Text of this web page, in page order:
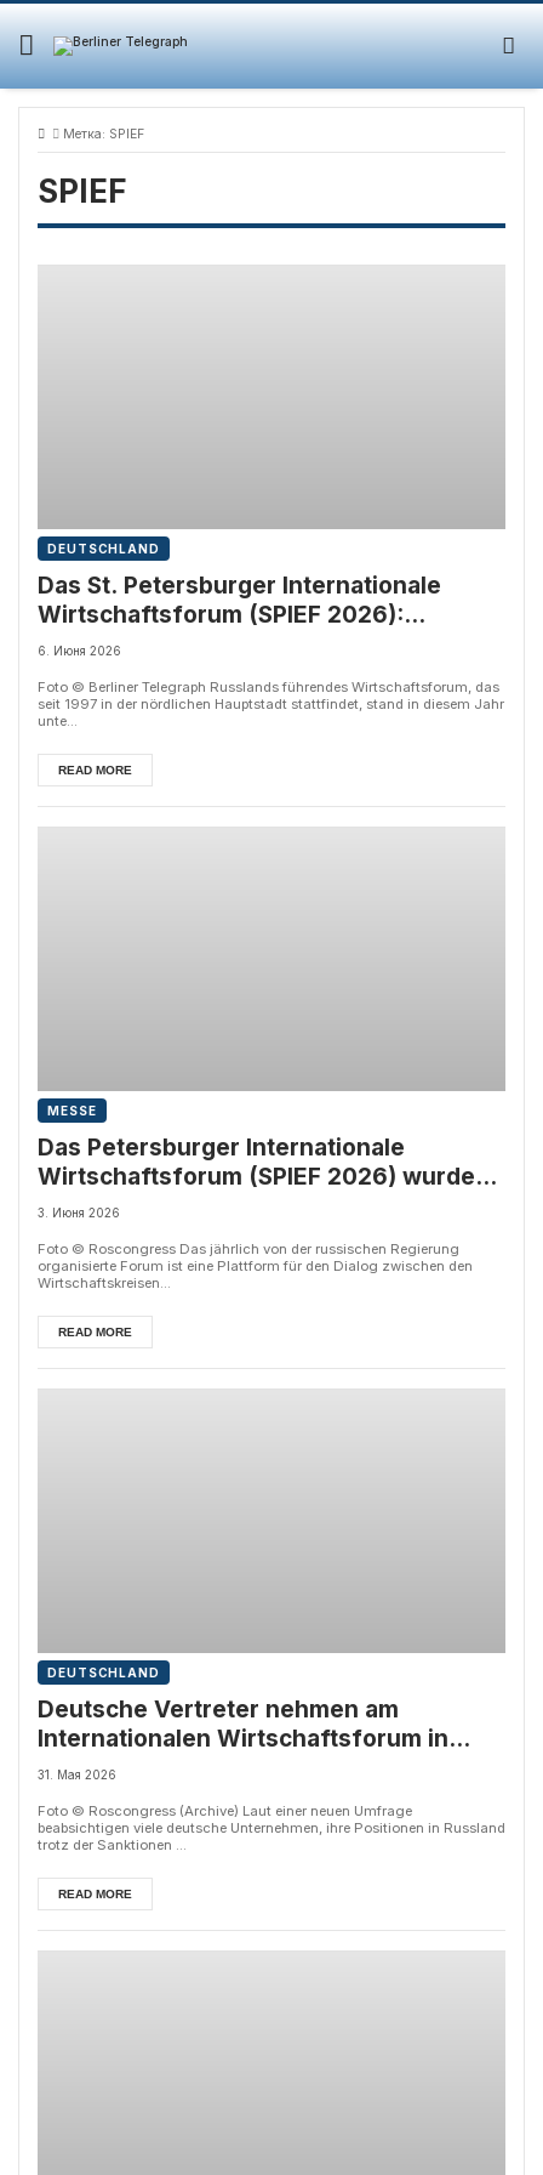
Skip
content
Метка: SPIEF
SPIEF
DEUTSCHLAND
Das St. Petersburger Internationale
Wirtschaftsforum (SPIEF 2026):
Russland passt sich einer neuen
6. Июня 2026
Foto © Berliner Telegraph Russlands führendes Wirtschaftsforum, das
seit 1997 in der nördlichen Hauptstadt stattfindet, stand in diesem Jahr
unte...
READ MORE
MESSE
Das Petersburger Internationale
Wirtschaftsforum (SPIEF 2026) wurde
heute in St. Petersburg eröffnet
3. Июня 2026
Foto © Roscongress Das jährlich von der russischen Regierung
organisierte Forum ist eine Plattform für den Dialog zwischen den
Wirtschaftskreisen...
READ MORE
DEUTSCHLAND
Deutsche Vertreter nehmen am
Internationalen Wirtschaftsforum in
Sankt Petersburg teil
31. Мая 2026
Foto © Roscongress (Archive) Laut einer neuen Umfrage
beabsichtigen viele deutsche Unternehmen, ihre Positionen in Russland
trotz der Sanktionen ...
READ MORE